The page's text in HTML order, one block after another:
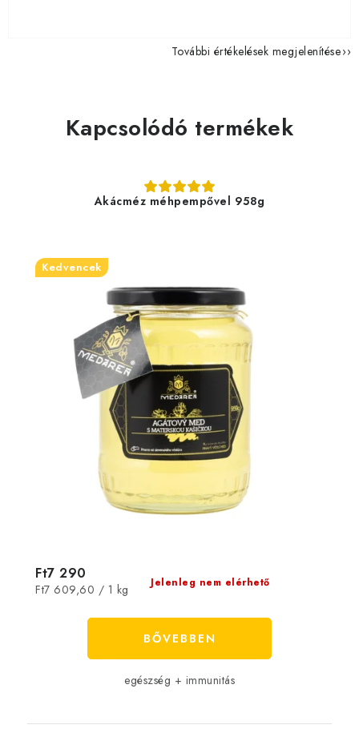
További értékelések megjelenítése
Kapcsolódó termékek
Akácméz méhpempővel 958g
Kedvencek
Jelenleg nem elérhető
Ft7 290
Egységár:
Ft7 609,60 / 1 kg
BŐVEBBEN
egészség + immunitás